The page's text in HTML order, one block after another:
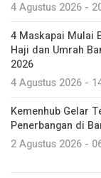
4 Agustus 2026 -
4 Maskapai Mulai
Haji dan Umrah
2026
4 Agustus 2026 -
Kemenhub Gelar
Penerbangan di
2 Agustus 2026 -